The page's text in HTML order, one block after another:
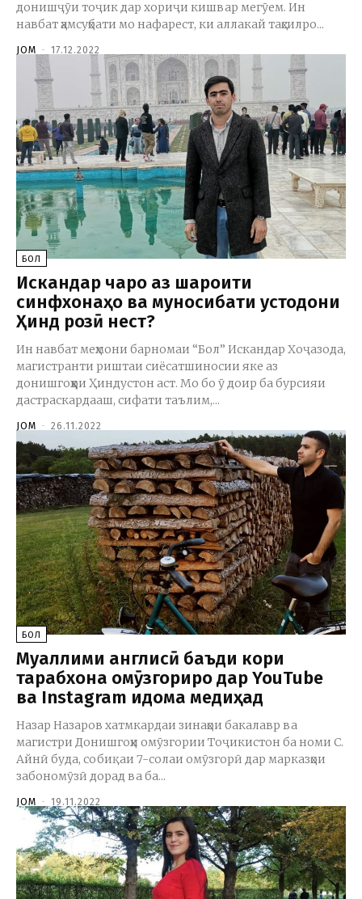
донишҷӯи тоҷик дар хориҷи кишвар мегӯем. Ин
навбат ҳамсуҳбати мо нафарест, ки аллакай таҳсилро...
JOM - 17.12.2022
БОЛ
Искандар чаро аз шароити
синфхонаҳо ва муносибати устодони
Ҳинд розӣ нест?
Ин навбат меҳмони барномаи “Бол” Искандар Хоҷазода,
магистранти риштаи сиёсатшиносии яке аз
донишгоҳҳои Ҳиндустон аст. Мо бо ӯ доир ба бурсияи
дастраскардааш, сифати таълим,...
JOM - 26.11.2022
БОЛ
Муаллими англисӣ баъди кори
тарабхона омӯзгориро дар YouTube
ва Instagram идома медиҳад
Назар Назаров хатмкардаи зинаҳои бакалавр ва
магистри Донишгоҳи омӯзгории Тоҷикистон ба номи С.
Айнӣ буда, собиқаи 7-солаи омӯзгорӣ дар марказҳои
забономӯзӣ дорад ва ба...
JOM - 19.11.2022